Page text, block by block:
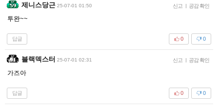
제니스당근 25-07-01 01:50 신고 | 공감 확인
투완~~
답글 0
0
블랙덱스터 25-07-01 02:31 신고 | 공감 확인
가즈아
답글 0
0